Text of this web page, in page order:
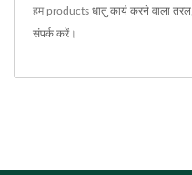
हम products धातु कार्य करने वाला तरल
संपर्क करें।